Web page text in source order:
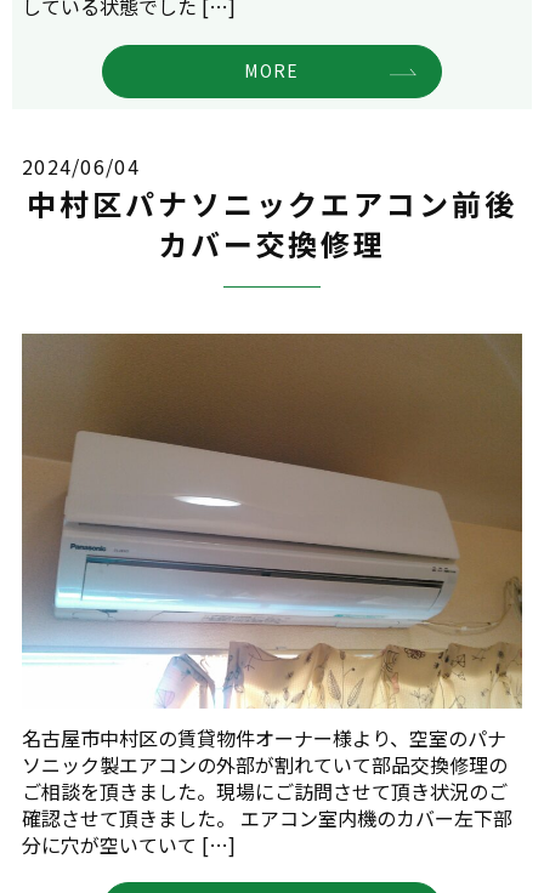
している状態でした […]
MORE
2024/06/04
中村区パナソニックエアコン前後
カバー交換修理
名古屋市中村区の賃貸物件オーナー様より、空室のパナ
ソニック製エアコンの外部が割れていて部品交換修理の
ご相談を頂きました。現場にご訪問させて頂き状況のご
確認させて頂きました。 エアコン室内機のカバー左下部
分に穴が空いていて […]